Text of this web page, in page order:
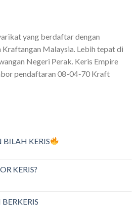
yang berdaftar dengan
Kraftangan Malaysia. Lebih tepat di
Negeri Perak. Keris Empire
pendaftaran 08-04-70 Kraft
KERIS
KERIS?